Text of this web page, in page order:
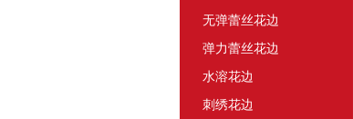
无弹蕾丝花边
弹力蕾丝花边
水溶花边
刺绣花边